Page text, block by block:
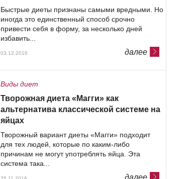
Быстрые диеты признаны самыми вредными. Но
иногда это единственный способ срочно
привести себя в форму, за несколько дней
избавить...
далее
03.12.2016
Виды диет
Творожная диета «Магги» как
альтернатива классической системе на
яйцах
Творожный вариант диеты «Магги» подходит
для тех людей, которые по каким-либо
причинам не могут употреблять яйца. Эта
система така...
далее